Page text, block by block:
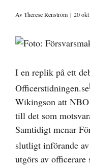
AvTherese Renström | 20
Visa
bild
I en replik på ett
Officerstidningen.se
Wikingson att
till det som
Samtidigt menar
slutligt införande
utgörs av officerare